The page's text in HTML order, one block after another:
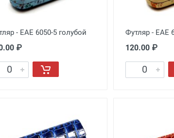
- EAE 6050-5 голубой
₽
Футляр - EAE
120.00 ₽